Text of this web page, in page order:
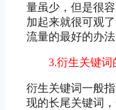
量虽少，但是很
加起来就很可观
流量的最好的办法
3.衍生关键词
衍生关键词一般
现的长尾关键词